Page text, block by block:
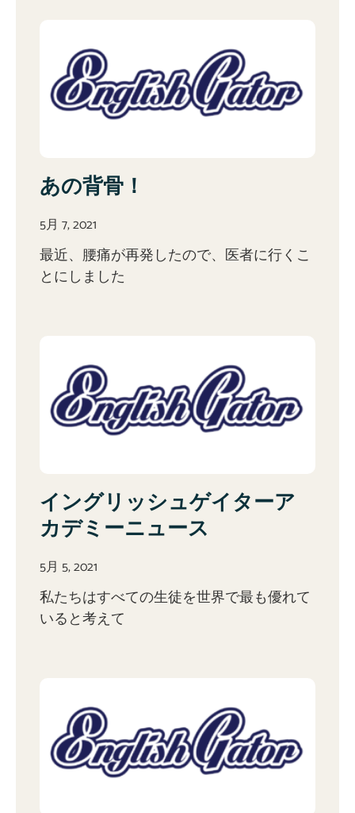
あの背骨！
5月 7, 2021
最近、腰痛が再発したので、医者に行くこ
とにしました
イングリッシュゲイターア
カデミーニュース
5月 5, 2021
私たちはすべての生徒を世界で最も優れて
いると考えて